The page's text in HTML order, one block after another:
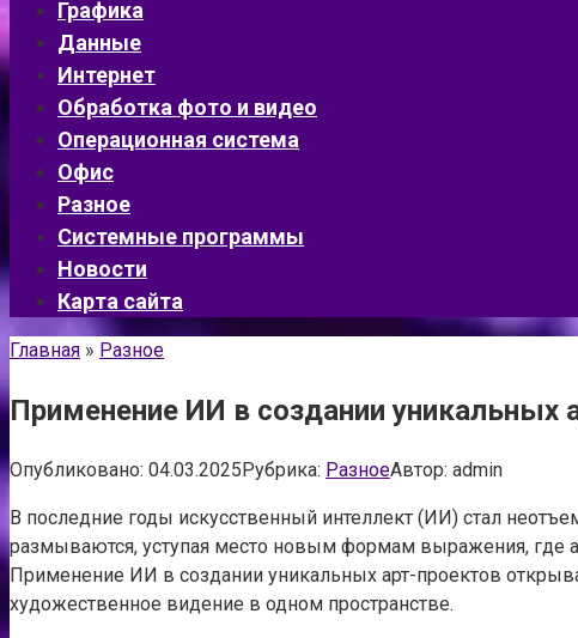
Графика
Данные
Интернет
Обработка фото и видео
Операционная система
Офис
Разное
Системные программы
Новости
Карта сайта
Главная » Разное
Применение ИИ в создании уникальных
Опубликовано: 04.03.2025Рубрика: РазноеАвтор: admin
В последние годы искусственный интеллект (ИИ) стал
размываются, уступая место новым формам выражения, где
Применение ИИ в создании уникальных арт-проектов
художественное видение в одном пространстве.